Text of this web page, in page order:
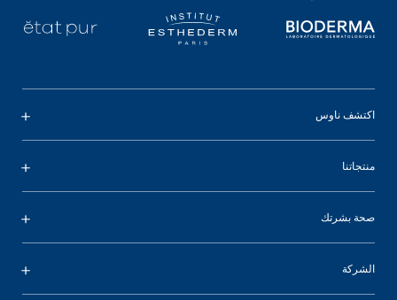
اكتشف ناوس
منتجاتنا
صحة بشرتك
الشركة